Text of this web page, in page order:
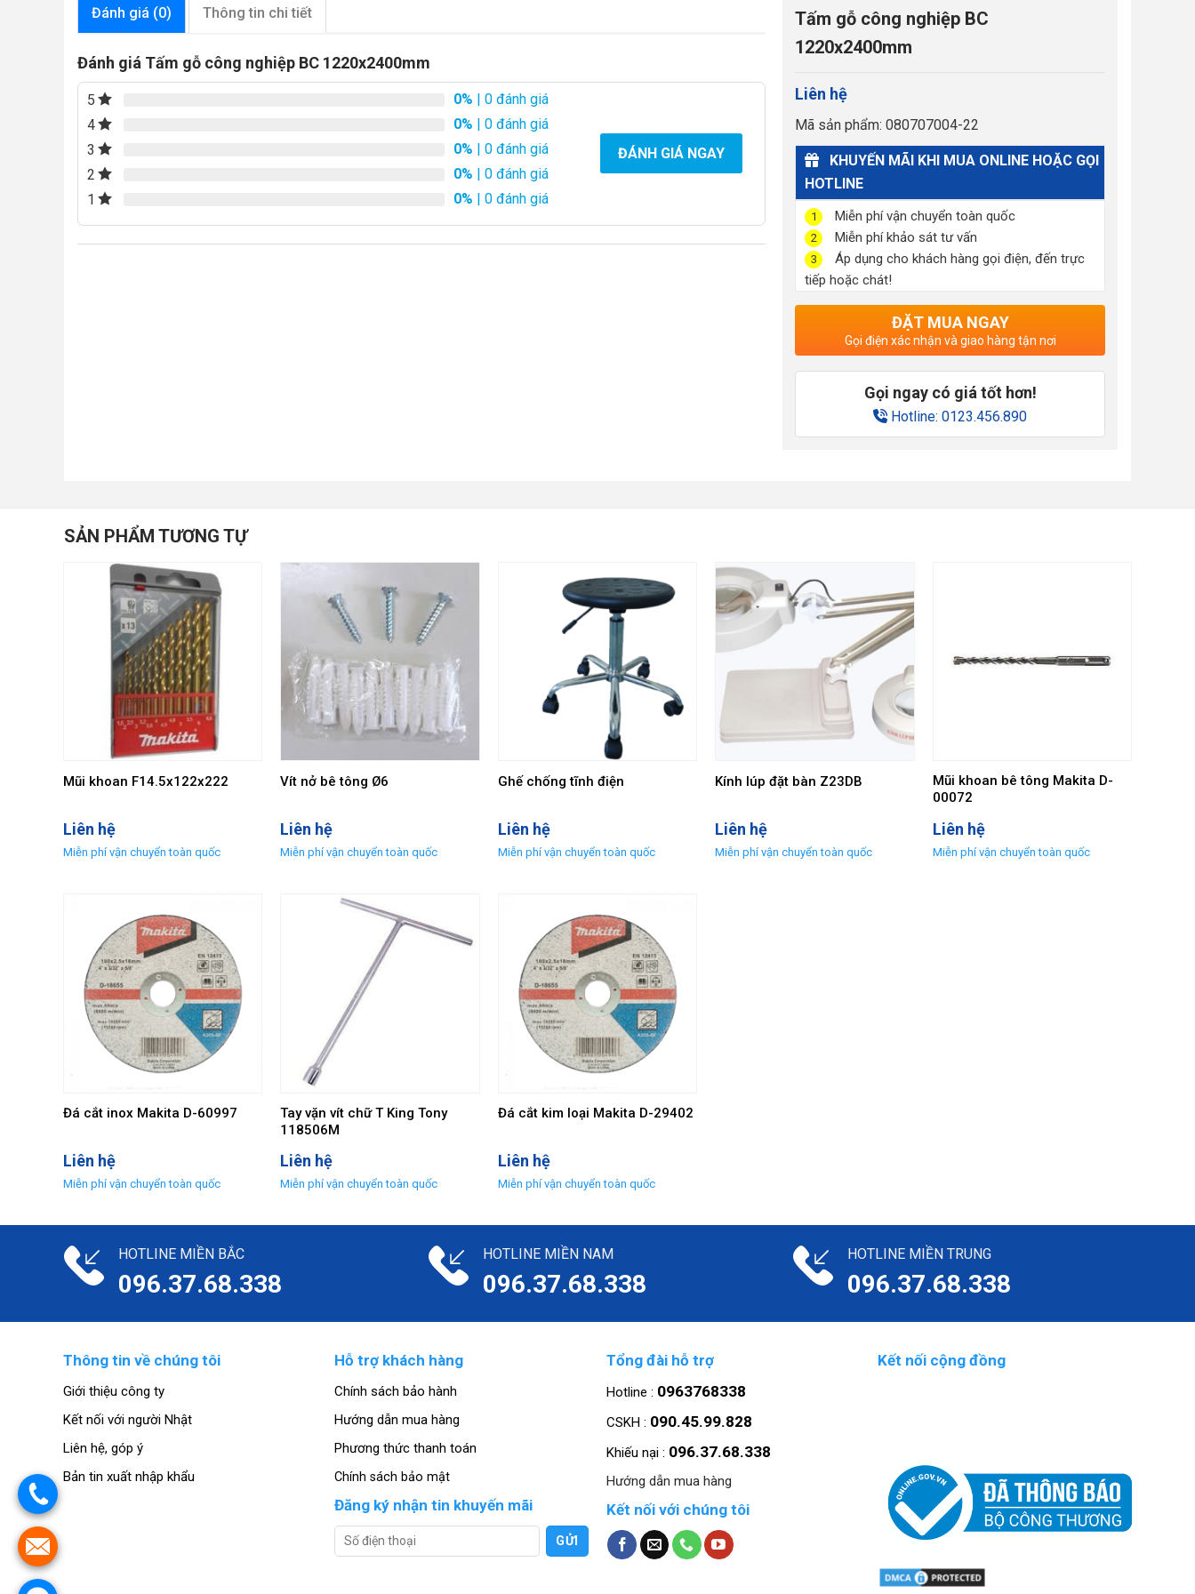
Đánh giá (0) Thông tin chi tiết
Đánh giá Tấm gỗ công nghiệp BC 1220x2400mm
5 0% | 0 đánh giá
4
0% | 0 đánh giá
3
0% | 0 đánh giá
2
0% | 0 đánh giá
1
0% | 0 đánh giá
ĐÁNH GIÁ NGAY
Tấm gỗ công nghiệp BC
1220x2400mm
Liên hệ
Mã sản phẩm: 080707004-22
KHUYẾN MÃI KHI MUA ONLINE HOẶC GỌI
HOTLINE
1 Miễn phí vận chuyển toàn quốc
2 Miễn phí khảo sát tư vấn
3
Áp dụng cho khách hàng gọi điện, đến trực
tiếp hoặc chát!
ĐẶT MUA NGAY
Gọi điện xác nhận và giao hàng tận nơi
Gọi ngay có giá tốt hơn!
Hotline: 0123.456.890
SẢN PHẨM TƯƠNG TỰ
Mũi khoan F14.5x122x222
Liên hệ
Vít nở bê tông Ø6
Liên hệ
Ghế chống tĩnh điện
Liên hệ
Kính lúp đặt bàn Z23DB
Liên hệ
Mũi khoan bê tông Makita D-
00072
Liên hệ
Đá cắt inox Makita D-60997
Liên hệ
Tay vặn vít chữ T King Tony
118506M
Liên hệ
Đá cắt kim loại Makita D-29402
Liên hệ
HOTLINE MIỀN BẮC
096.37.68.338
HOTLINE MIỀN NAM
096.37.68.338
HOTLINE MIỀN TRUNG
096.37.68.338
Thông tin về chúng tôi
Giới thiệu công ty
Kết nối với người Nhật
Liên hệ, góp ý
Bản tin xuất nhập khẩu
Hỗ trợ khách hàng
Chính sách bảo hành
Hướng dẫn mua hàng
Phương thức thanh toán
Chính sách bảo mật
Đăng ký nhận tin khuyến mãi
Tổng đài hỗ trợ
Hotline : 0963768338
CSKH : 090.45.99.828
Khiếu nại : 096.37.68.338
Hướng dẫn mua hàng
Kết nối với chúng tôi
Kết nối cộng đồng
.
.